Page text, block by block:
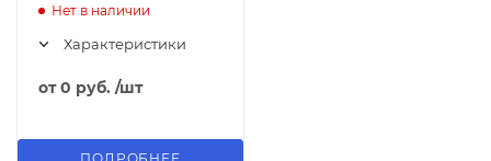
Нет в наличии
Характеристики
от0 руб. /шт